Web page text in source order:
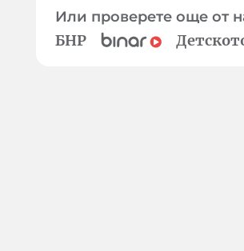
Или проверете още от
БНР